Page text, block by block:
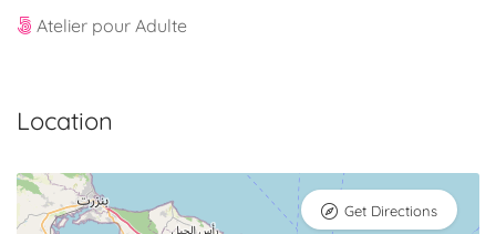
Atelier pour Adulte
Location
Get Directions